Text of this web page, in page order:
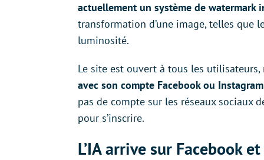
actuellement un système de watermark
transformation d’une image, telles que
luminosité.
Le site est ouvert à tous les
avec son compte Facebook ou Instagram
pas de compte sur les réseaux sociaux
pour s’inscrire.
L’IA arrive sur Facebook